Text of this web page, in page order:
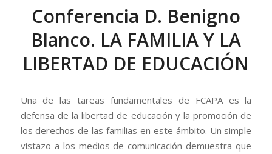
Conferencia D. Benigno
Blanco. LA FAMILIA Y LA
LIBERTAD DE EDUCACIÓN
Una de las tareas fundamentales de FCAPA es la
defensa de la libertad de educación y la promoción de
los derechos de las familias en este ámbito. Un simple
vistazo a los medios de comunicación demuestra que